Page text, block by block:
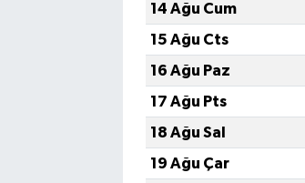
14 Ağu Cum
15 Ağu Cts
16 Ağu Paz
17 Ağu Pts
18 Ağu Sal
19 Ağu Çar